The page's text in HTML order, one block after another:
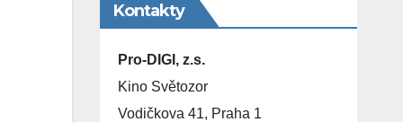
Kontakty
Pro-DIGI, z.s.
Kino Světozor
Vodičkova 41, Praha 1